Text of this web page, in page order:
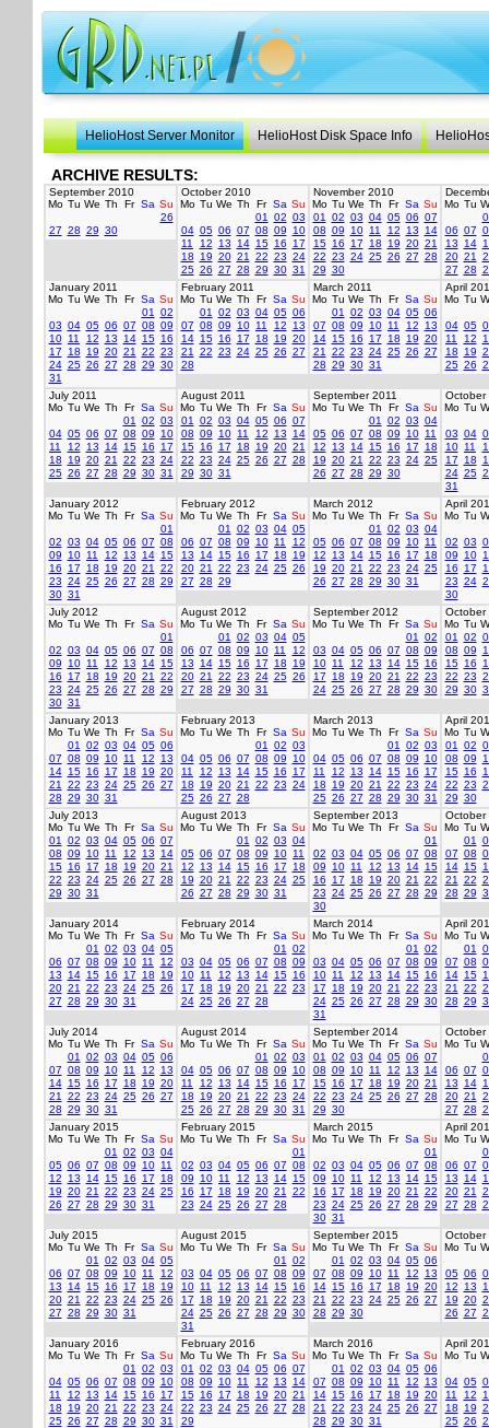
HelioHost Server Monitor HelioHost Disk Space Info
ARCHIVE RESULTS:
September 2010
Mo Tu We Th Fr Sa Su
26
27 28 29 30
October 2010
Mo Tu We Th Fr Sa Su
01
02 03
04 05 06 07 08 09
10
11
12 13 14 15 16
17
18
19 20 21 22 23 24
25 26 27 28 29 30 31
November 2010
Mo Tu We Th Fr Sa Su
01
02 03 04 05 06 07
08 09 10 11 12 13
14
15 16 17 18 19 20 21
22 23 24 25 26 27 28
29 30
Mo Tu
06 07
13
14
20 21
27 28
January 2011
Mo Tu We Th Fr Sa Su
01
02
03 04 05 06 07 08 09
10 11 12 13 14 15 16
17
18 19 20 21 22 23
24 25 26 27 28 29 30
31
February 2011
Mo Tu We Th Fr Sa Su
01
02 03 04 05 06
07 08 09 10 11 12
13
14 15 16 17 18 19 20
21
22 23 24 25 26 27
28
March 2011
Mo Tu We Th Fr Sa Su
01
02 03 04 05 06
07 08 09 10 11 12
13
14 15 16 17 18 19 20
21
22 23 24 25 26 27
28 29 30 31
April
Mo Tu
04 05
11
12
18
19
25 26
July 2011
Mo Tu We Th Fr Sa Su
01
02 03
04 05 06 07 08 09
10
11
12 13 14 15 16
17
18
19 20 21 22 23 24
25 26 27 28 29 30 31
August 2011
Mo Tu We Th Fr Sa Su
01
02 03 04 05 06 07
08 09 10 11 12 13
14
15 16 17 18 19 20 21
22 23 24 25 26 27 28
29 30 31
September 2011
Mo Tu We Th Fr Sa Su
01
02 03 04
05 06 07 08 09 10 11
12
13 14 15 16 17
18
19 20 21 22 23 24 25
26 27 28 29 30
October
Mo Tu
03 04
10 11
17
18
24 25
31
January 2012
Mo Tu We Th Fr Sa Su
01
02 03 04 05 06 07 08
09
10 11 12 13 14 15
16
17 18 19 20 21
22
23 24 25 26 27 28 29
30 31
February 2012
Mo Tu We Th Fr Sa Su
01
02 03 04 05
06 07 08 09 10 11
12
13
14 15 16 17 18
19
20 21 22 23 24 25 26
27 28 29
March 2012
Mo Tu We Th Fr Sa Su
01
02 03 04
05 06 07 08 09 10 11
12
13 14 15 16 17
18
19 20 21 22 23 24 25
26 27 28 29 30 31
April
Mo Tu
02 03
09
10
16
17
23 24
30
July 2012
Mo Tu We Th Fr Sa Su
01
02 03 04 05 06 07 08
09
10 11 12 13 14 15
16
17 18 19 20 21
22
23 24 25 26 27 28 29
30 31
August 2012
Mo Tu We Th Fr Sa Su
01
02 03 04 05
06 07 08 09 10 11
12
13
14 15 16 17 18
19
20 21 22 23 24 25 26
27 28 29 30 31
September 2012
Mo Tu We Th Fr Sa Su
01
02
03 04 05 06 07 08 09
10 11 12 13 14 15 16
17
18 19 20 21 22 23
24 25 26 27 28 29 30
October
Mo Tu
01
02
08 09
15 16
22 23
29 30
January 2013
Mo Tu We Th Fr Sa Su
01
02 03 04 05 06
07 08 09 10 11 12
13
14 15 16 17 18 19 20
21
22 23 24 25 26 27
28 29 30 31
February 2013
Mo Tu We Th Fr Sa Su
01
02 03
04 05 06 07 08 09
10
11
12 13 14 15 16
17
18
19 20 21 22 23 24
25 26 27 28
March 2013
Mo Tu We Th Fr Sa Su
01
02 03
04 05 06 07 08 09
10
11
12 13 14 15 16
17
18
19 20 21 22 23 24
25 26 27 28 29 30 31
April
Mo Tu
01
02
08 09
15 16
22 23
29 30
July 2013
Mo Tu We Th Fr Sa Su
01
02 03 04 05 06 07
08 09 10 11 12 13
14
15 16 17 18 19 20 21
22 23 24 25 26 27 28
29 30 31
August 2013
Mo Tu We Th Fr Sa Su
01
02 03 04
05 06 07 08 09 10 11
12
13 14 15 16 17
18
19 20 21 22 23 24 25
26 27 28 29 30 31
September 2013
Mo Tu We Th Fr Sa Su
01
02 03 04 05 06 07 08
09
10 11 12 13 14 15
16
17 18 19 20 21
22
23 24 25 26 27 28 29
30
October
Mo Tu
01
07 08
14 15
21
22
28 29
January 2014
Mo Tu We Th Fr Sa Su
01
02 03 04 05
06 07 08 09 10 11
12
13
14 15 16 17 18
19
20 21 22 23 24 25 26
27 28 29 30 31
February 2014
Mo Tu We Th Fr Sa Su
01
02
03 04 05 06 07 08 09
10 11 12 13 14 15 16
17
18 19 20 21 22 23
24 25 26 27 28
March 2014
Mo Tu We Th Fr Sa Su
01
02
03 04 05 06 07 08 09
10 11 12 13 14 15 16
17
18 19 20 21 22 23
24 25 26 27 28 29 30
31
April
Mo Tu
01
07 08
14 15
21
22
28 29
July 2014
Mo Tu We Th Fr Sa Su
01
02 03 04 05 06
07 08 09 10 11 12
13
14 15 16 17 18 19 20
21
22 23 24 25 26 27
28 29 30 31
August 2014
Mo Tu We Th Fr Sa Su
01
02 03
04 05 06 07 08 09
10
11
12 13 14 15 16
17
18
19 20 21 22 23 24
25 26 27 28 29 30 31
September 2014
Mo Tu We Th Fr Sa Su
01
02 03 04 05 06 07
08 09 10 11 12 13
14
15 16 17 18 19 20 21
22 23 24 25 26 27 28
29 30
October
Mo Tu
06 07
13
14
20 21
27 28
January 2015
Mo Tu We Th Fr Sa Su
01
02 03 04
05 06 07 08 09 10 11
12
13 14 15 16 17
18
19 20 21 22 23 24 25
26 27 28 29 30 31
February 2015
Mo Tu We Th Fr Sa Su
01
02 03 04 05 06 07 08
09
10 11 12 13 14 15
16
17 18 19 20 21
22
23 24 25 26 27 28
March 2015
Mo Tu We Th Fr Sa Su
01
02 03 04 05 06 07 08
09
10 11 12 13 14 15
16
17 18 19 20 21
22
23 24 25 26 27 28 29
30 31
April
Mo Tu
06 07
13
14
20 21
27 28
July 2015
Mo Tu We Th Fr Sa Su
01
02 03 04 05
06 07 08 09 10 11
12
13
14 15 16 17 18
19
20 21 22 23 24 25 26
27 28 29 30 31
August 2015
Mo Tu We Th Fr Sa Su
01
02
03 04 05 06 07 08 09
10 11 12 13 14 15 16
17
18 19 20 21 22 23
24 25 26 27 28 29 30
31
September 2015
Mo Tu We Th Fr Sa Su
01
02 03 04 05 06
07 08 09 10 11 12
13
14 15 16 17 18 19 20
21
22 23 24 25 26 27
28 29 30
October
Mo Tu
05 06
12
13
19 20
26 27
January 2016
Mo Tu We Th Fr Sa Su
01
02 03
04 05 06 07 08 09
10
11
12 13 14 15 16
17
18
19 20 21 22 23 24
25 26 27 28 29 30 31
February 2016
Mo Tu We Th Fr Sa Su
01
02 03 04 05 06 07
08 09 10 11 12 13
14
15 16 17 18 19 20 21
22 23 24 25 26 27 28
29
March 2016
Mo Tu We Th Fr Sa Su
01
02 03 04 05 06
07 08 09 10 11 12
13
14 15 16 17 18 19 20
21
22 23 24 25 26 27
28 29 30 31
April
Mo Tu
04 05
11
12
18
19
25 26